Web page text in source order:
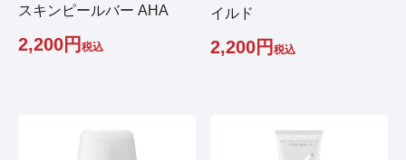
スキンピールバー AHA
2,200 税込
イルド
2,200 税込